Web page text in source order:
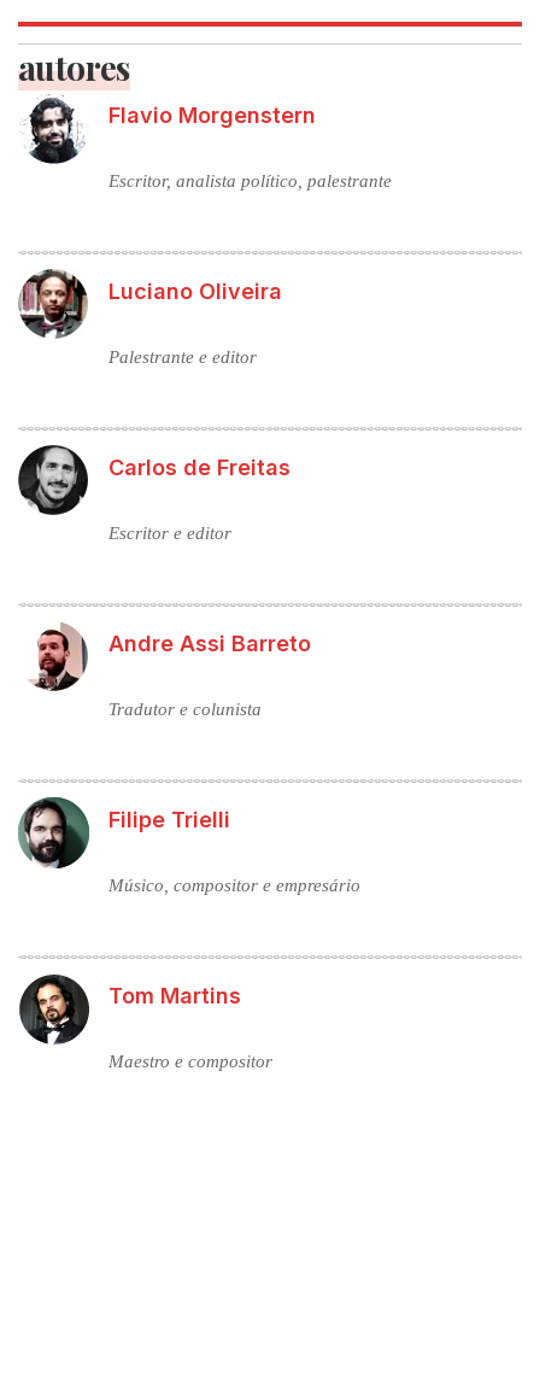
autores
Flavio Morgenstern
Escritor, analista político, palestrante
Luciano Oliveira
Palestrante e editor
Carlos de Freitas
Escritor e editor
Andre Assi Barreto
Tradutor e colunista
Filipe Trielli
Músico, compositor e empresário
Tom Martins
Maestro e compositor